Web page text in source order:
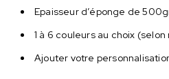
Epaisseur d’éponge de
1 à 6 couleurs au choix
Ajouter votre